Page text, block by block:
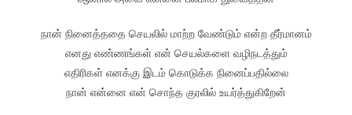
நான் நினைத்ததை செயலில் மாற்ற வேண்டும் என்ற தீர்மானம்
எனது எண்ணங்கள் என் செயல்களை வழிநடத்தும்
எதிரிகள் எனக்கு இடம் கொடுக்க நினைப்பதில்லை
நான் என்னை என் சொந்த குரலில் உயர்த்துகிறேன்